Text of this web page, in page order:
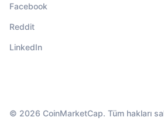
Facebook
Reddit
LinkedIn
© 2026 CoinMarketCap. Tüm hakları